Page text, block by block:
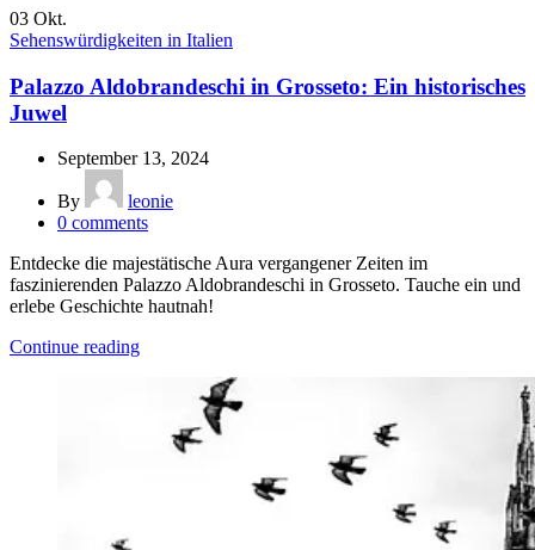
03 Okt.
Sehenswürdigkeiten in Italien
Palazzo Aldobrandeschi in Grosseto: Ein historisches
Juwel
September 13, 2024
By
leonie
0 comments
Entdecke die majestätische Aura vergangener Zeiten im
faszinierenden Palazzo Aldobrandeschi in Grosseto. Tauche ein und
erlebe Geschichte hautnah!
Continue reading